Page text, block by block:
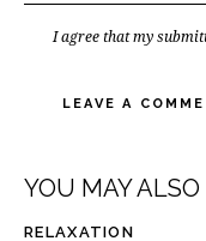
I agree that my
YOU MAY ALSO
RELAXATION